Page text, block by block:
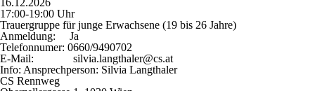
16.12.2026
17:00-19:00 Uhr
Trauergruppe für junge Erwachsene (19 bis 26 Jahre)
Anmeldung: Ja
Telefonnumer: 0660/9490702
E-Mail:
silvia.langthaler@cs.at
Info: Ansprechperson: Silvia Langthaler
CS Rennweg